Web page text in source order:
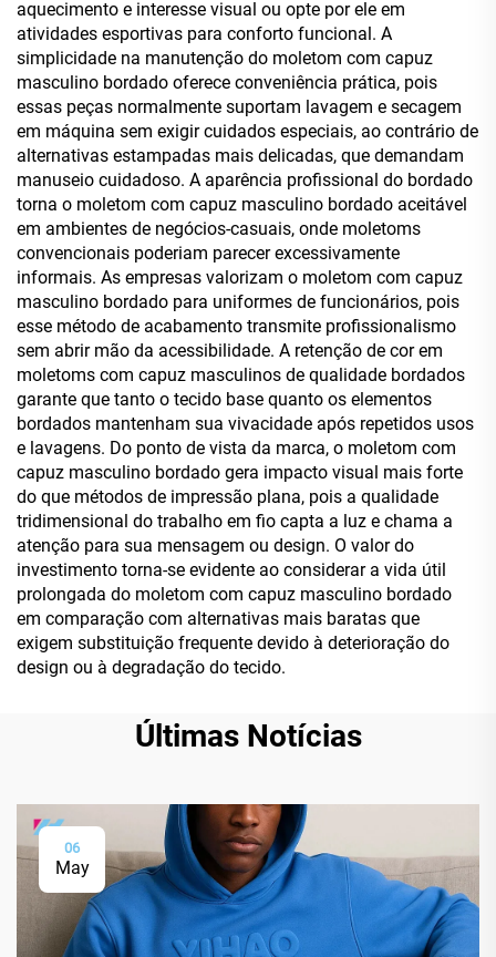
aquecimento e interesse visual ou opte por ele em
atividades esportivas para conforto funcional. A
simplicidade na manutenção do moletom com capuz
masculino bordado oferece conveniência prática, pois
essas peças normalmente suportam lavagem e secagem
em máquina sem exigir cuidados especiais, ao contrário de
alternativas estampadas mais delicadas, que demandam
manuseio cuidadoso. A aparência profissional do bordado
torna o moletom com capuz masculino bordado aceitável
em ambientes de negócios-casuais, onde moletoms
convencionais poderiam parecer excessivamente
informais. As empresas valorizam o moletom com capuz
masculino bordado para uniformes de funcionários, pois
esse método de acabamento transmite profissionalismo
sem abrir mão da acessibilidade. A retenção de cor em
moletoms com capuz masculinos de qualidade bordados
garante que tanto o tecido base quanto os elementos
bordados mantenham sua vivacidade após repetidos usos
e lavagens. Do ponto de vista da marca, o moletom com
capuz masculino bordado gera impacto visual mais forte
do que métodos de impressão plana, pois a qualidade
tridimensional do trabalho em fio capta a luz e chama a
atenção para sua mensagem ou design. O valor do
investimento torna-se evidente ao considerar a vida útil
prolongada do moletom com capuz masculino bordado
em comparação com alternativas mais baratas que
exigem substituição frequente devido à deterioração do
design ou à degradação do tecido.
Últimas Notícias
06
May